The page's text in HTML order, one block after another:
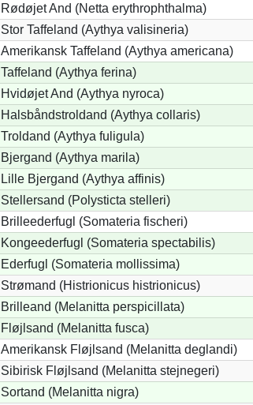
Rødøjet And (Netta erythrophthalma)
Stor Taffeland (Aythya valisineria)
Amerikansk Taffeland (Aythya americana)
Taffeland (Aythya ferina)
Hvidøjet And (Aythya nyroca)
Halsbåndstroldand (Aythya collaris)
Troldand (Aythya fuligula)
Bjergand (Aythya marila)
Lille Bjergand (Aythya affinis)
Stellersand (Polysticta stelleri)
Brilleederfugl (Somateria fischeri)
Kongeederfugl (Somateria spectabilis)
Ederfugl (Somateria mollissima)
Strømand (Histrionicus histrionicus)
Brilleand (Melanitta perspicillata)
Fløjlsand (Melanitta fusca)
Amerikansk Fløjlsand (Melanitta deglandi)
Sibirisk Fløjlsand (Melanitta stejnegeri)
Sortand (Melanitta nigra)